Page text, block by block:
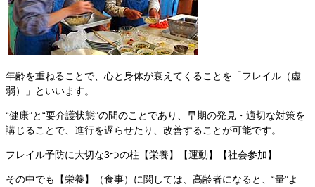
年齢を重ねることで、心と身体が衰えてくることを「フレイル（虚
弱）」といいます。
“健康”と“要介護状態”の間のことであり、早期の発見・適切な対策を
講じることで、進行を遅らせたり、改善することが可能です。
フレイル予防に大切な3つの柱【栄養】【運動】【社会参加】
その中でも【栄養】（食事）に関しては、高齢者になると、“量”よ